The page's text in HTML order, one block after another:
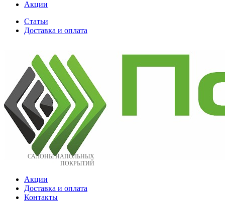
Акции
Статьи
Доставка и оплата
САЛОНЫ НАПОЛЬНЫХ
ПОКРЫТИЙ
Акции
Доставка и оплата
Контакты